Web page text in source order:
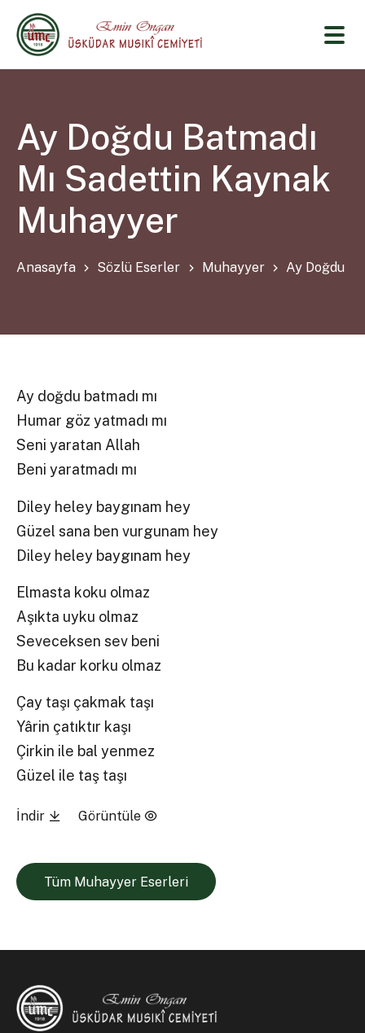
Ay Doğdu Batmadı
Mı Sadettin Kaynak
Muhayyer
Anasayfa Sözlü Eserler Muhayyer Ay Doğdu
Ay doğdu batmadı mı
Humar göz yatmadı mı
Seni yaratan Allah
Beni yaratmadı mı
Diley heley baygınam hey
Güzel sana ben vurgunam hey
Diley heley baygınam hey
Elmasta koku olmaz
Aşıkta uyku olmaz
Seveceksen sev beni
Bu kadar korku olmaz
Çay taşı çakmak taşı
Yârin çatıktır kaşı
Çirkin ile bal yenmez
Güzel ile taş taşı
İndir Görüntüle
Tüm Muhayyer Eserleri